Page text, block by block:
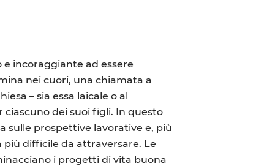
incoraggiante ad essere
nei cuori, una chiamata a
– sia essa laicale o al
dei suoi figli. In questo
sulle prospettive lavorative e, più
più difficile da attraversare. Le
i progetti di vita buona